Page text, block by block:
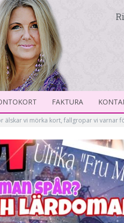
FAKTURA
älskar vi mörka kort, fallgropar vi varnar